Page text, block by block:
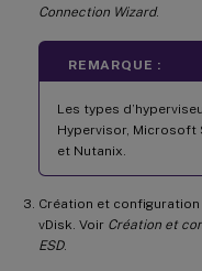
Connection Wizard.
REMARQUE :
Les types
Hypervisor, Microsoft
et Nutanix.
Création et configuration
vDisk. Voir Création et
ESD.